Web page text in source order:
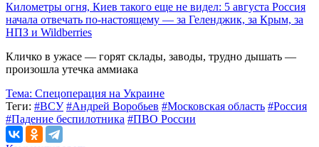
Километры огня, Киев такого еще не видел: 5 августа Россия
начала отвечать по-настоящему — за Геленджик, за Крым, за
НПЗ и Wildberries
Кличко в ужасе — горят склады, заводы, трудно дышать —
произошла утечка аммиака
Тема: Спецоперация на Украине
Теги: #ВСУ #Андрей Воробьев #Московская область #Россия
#Падение беспилотника #ПВО России